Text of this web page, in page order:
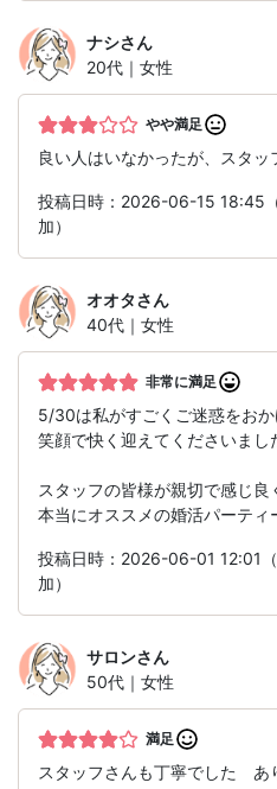
ナシさん
20代｜女性
やや満足
良い人はいなかったが、スタッ
投稿日時：2026-06-15 18:45
加）
オオタさん
40代｜女性
非常に満足
5/30は私がすごくご迷惑をおか
笑顔で快く迎えてくださいまし
スタッフの皆様が親切で感じ良
本当にオススメの婚活パーティ
投稿日時：2026-06-01 12:01
加）
サロンさん
50代｜女性
満足
スタッフさんも丁寧でした あ